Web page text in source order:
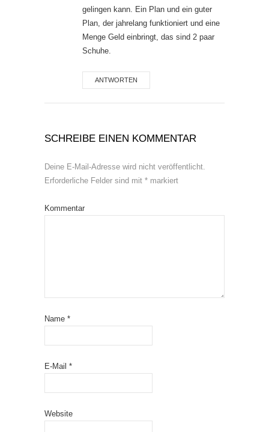
gelingen kann. Ein Plan und ein guter
Plan, der jahrelang funktioniert und eine
Menge Geld einbringt, das sind 2 paar
Schuhe.
ANTWORTEN
SCHREIBE EINEN KOMMENTAR
Deine E-Mail-Adresse wird nicht veröffentlicht.
Erforderliche Felder sind mit * markiert
Kommentar
Name *
E-Mail *
Website